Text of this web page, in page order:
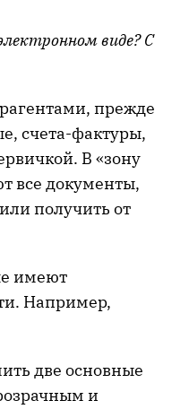
виде? С
прежде
счета-фактуры,
В «зону
все документы,
получить от
имеют
Например,
две основные
и